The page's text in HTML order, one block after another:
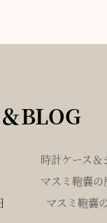
BLOG
時計ケース
マスミ鞄嚢の
マスミ鞄嚢